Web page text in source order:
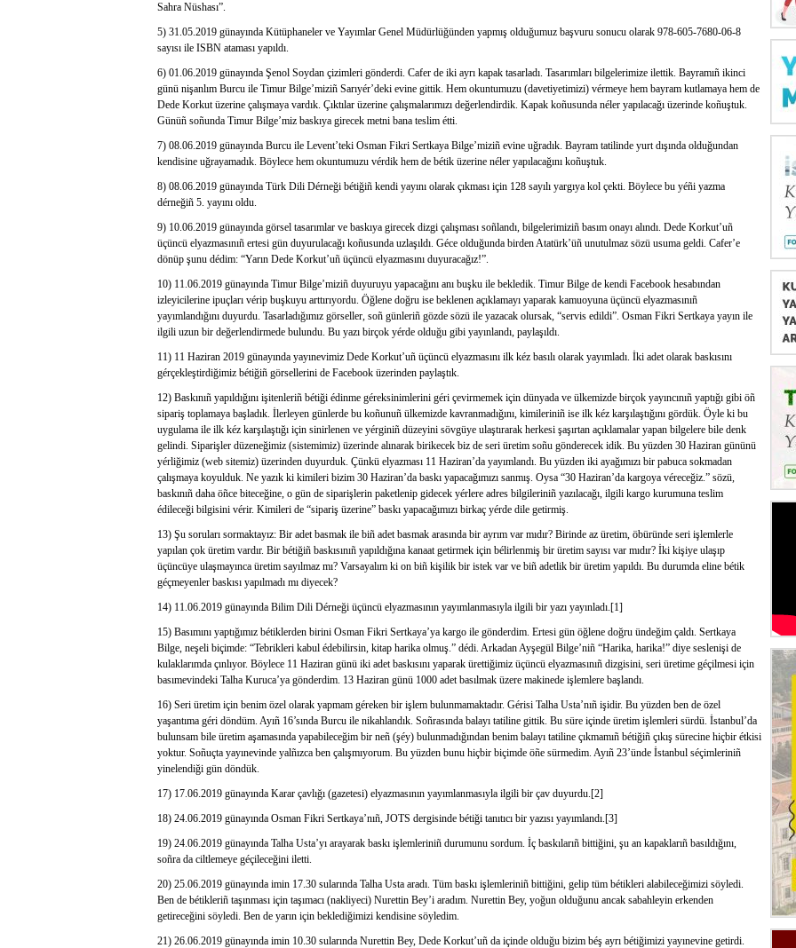
Sahra Nüshası”.
5) 31.05.2019 günayında Kütüphaneler ve Yayımlar Genel Müdürlüğünden yapmış olduğumuz başvuru sonucu olarak 978-605-7680-06-8
sayısı ile ISBN ataması yapıldı.
6) 01.06.2019 günayında Şenol Soydan çizimleri gönderdi. Cafer de iki ayrı kapak tasarladı. Tasarımları bilgelerimize ilettik. Bayramıñ ikinci
günü nişanlım Burcu ile Timur Bilge’miziñ Sarıyér’deki evine gittik. Hem okuntumuzu (davetiyetimizi) vérmeye hem bayram kutlamaya hem de
Dede Korkut üzerine çalışmaya vardık. Çıktılar üzerine çalışmalarımızı değerlendirdik. Kapak koñusunda néler yapılacağı üzerinde koñuştuk.
Günüñ soñunda Timur Bilge’miz baskıya girecek metni bana teslim étti.
7) 08.06.2019 günayında Burcu ile Levent’teki Osman Fikri Sertkaya Bilge’miziñ evine uğradık. Bayram tatilinde yurt dışında olduğundan
kendisine uğrayamadık. Böylece hem okuntumuzu vérdik hem de bétik üzerine néler yapılacağını koñuştuk.
8) 08.06.2019 günayında Türk Dili Dérneği bétiğiñ kendi yayını olarak çıkması için 128 sayılı yargıya kol çekti. Böylece bu yéñi yazma
dérneğiñ 5. yayını oldu.
9) 10.06.2019 günayında görsel tasarımlar ve baskıya girecek dizgi çalışması soñlandı, bilgelerimiziñ basım onayı alındı. Dede Korkut’uñ
üçüncü elyazmasınıñ ertesi gün duyurulacağı koñusunda uzlaşıldı. Géce olduğunda birden Atatürk’üñ unutulmaz sözü usuma geldi. Cafer’e
dönüp şunu dédim: “Yarın Dede Korkut’uñ üçüncü elyazmasını duyuracağız!”.
10) 11.06.2019 günayında Timur Bilge’miziñ duyuruyu yapacağını anı buşku ile bekledik. Timur Bilge de kendi Facebook hesabından
izleyicilerine ipuçları vérip buşkuyu arttırıyordu. Öğlene doğru ise beklenen açıklamayı yaparak kamuoyuna üçüncü elyazmasınıñ
yayımlandığını duyurdu. Tasarladığımız görseller, soñ günleriñ gözde sözü ile yazacak olursak, “servis edildi”. Osman Fikri Sertkaya yayın ile
ilgili uzun bir değerlendirmede bulundu. Bu yazı birçok yérde olduğu gibi yayınlandı, paylaşıldı.
11) 11 Haziran 2019 günayında yayınevimiz Dede Korkut’uñ üçüncü elyazmasını ilk kéz basılı olarak yayımladı. İki adet olarak baskısını
gérçekleştirdiğimiz bétiğiñ görsellerini de Facebook üzerinden paylaştık.
12) Baskınıñ yapıldığını işitenleriñ bétiği édinme géreksinimlerini géri çevirmemek için dünyada ve ülkemizde birçok yayıncınıñ yaptığı gibi öñ
sipariş toplamaya başladık. İlerleyen günlerde bu koñunuñ ülkemizde kavranmadığını, kimileriniñ ise ilk kéz karşılaştığını gördük. Öyle ki bu
uygulama ile ilk kéz karşılaştığı için sinirlenen ve yérginiñ düzeyini sövgüye ulaştırarak herkesi şaşırtan açıklamalar yapan bilgelere bile denk
gelindi. Siparişler düzeneğimiz (sistemimiz) üzerinde alınarak birikecek biz de seri üretim soñu gönderecek idik. Bu yüzden 30 Haziran gününü
yérliğimiz (web sitemiz) üzerinden duyurduk. Çünkü elyazması 11 Haziran’da yayımlandı. Bu yüzden iki ayağımızı bir pabuca sokmadan
çalışmaya koyulduk. Ne yazık ki kimileri bizim 30 Haziran’da baskı yapacağımızı sanmış. Oysa “30 Haziran’da kargoya véreceğiz.” sözü,
baskınıñ daha öñce biteceğine, o gün de siparişlerin paketlenip gidecek yérlere adres bilgileriniñ yazılacağı, ilgili kargo kurumuna teslim
édileceği bilgisini vérir. Kimileri de “sipariş üzerine” baskı yapacağımızı birkaç yérde dile getirmiş.
13) Şu soruları sormaktayız: Bir adet basmak ile biñ adet basmak arasında bir ayrım var mıdır? Birinde az üretim, öbüründe seri işlemlerle
yapılan çok üretim vardır. Bir bétiğiñ baskısınıñ yapıldığına kanaat getirmek için bélirlenmiş bir üretim sayısı var mıdır? İki kişiye ulaşıp
üçüncüye ulaşmayınca üretim sayılmaz mı? Varsayalım ki on biñ kişilik bir istek var ve biñ adetlik bir üretim yapıldı. Bu durumda eline bétik
géçmeyenler baskısı yapılmadı mı diyecek?
14) 11.06.2019 günayında Bilim Dili Dérneği üçüncü elyazmasının yayımlanmasıyla ilgili bir yazı yayınladı.[1]
15) Basımını yaptığımız bétiklerden birini Osman Fikri Sertkaya’ya kargo ile gönderdim. Ertesi gün öğlene doğru ündeğim çaldı. Sertkaya
Bilge, neşeli biçimde: “Tebrikleri kabul édebilirsin, kitap harika olmuş.” dédi. Arkadan Ayşegül Bilge’niñ “Harika, harika!” diye seslenişi de
kulaklarımda çınlıyor. Böylece 11 Haziran günü iki adet baskısını yaparak ürettiğimiz üçüncü elyazmasınıñ dizgisini, seri üretime géçilmesi için
basımevindeki Talha Kuruca’ya gönderdim. 13 Haziran günü 1000 adet basılmak üzere makinede işlemlere başlandı.
16) Seri üretim için benim özel olarak yapmam géreken bir işlem bulunmamaktadır. Gérisi Talha Usta’nıñ işidir. Bu yüzden ben de özel
yaşantıma géri döndüm. Ayıñ 16’sında Burcu ile nikahlandık. Soñrasında balayı tatiline gittik. Bu süre içinde üretim işlemleri sürdü. İstanbul’da
bulunsam bile üretim aşamasında yapabileceğim bir neñ (şéy) bulunmadığından benim balayı tatiline çıkmamıñ bétiğiñ çıkış sürecine hiçbir étkisi
yoktur. Soñuçta yayınevinde yalñızca ben çalışmıyorum. Bu yüzden bunu hiçbir biçimde öñe sürmedim. Ayıñ 23’ünde İstanbul séçimleriniñ
yinelendiği gün döndük.
17) 17.06.2019 günayında Karar çavlığı (gazetesi) elyazmasının yayımlanmasıyla ilgili bir çav duyurdu.[2]
18) 24.06.2019 günayında Osman Fikri Sertkaya’nıñ, JOTS dergisinde bétiği tanıtıcı bir yazısı yayımlandı.[3]
19) 24.06.2019 günayında Talha Usta’yı arayarak baskı işlemleriniñ durumunu sordum. İç baskılarıñ bittiğini, şu an kapaklarıñ basıldığını,
soñra da ciltlemeye géçileceğini iletti.
20) 25.06.2019 günayında imin 17.30 sularında Talha Usta aradı. Tüm baskı işlemleriniñ bittiğini, gelip tüm bétikleri alabileceğimizi söyledi.
Ben de bétikleriñ taşınması için taşımacı (nakliyeci) Nurettin Bey’i aradım. Nurettin Bey, yoğun olduğunu ancak sabahleyin erkenden
getireceğini söyledi. Ben de yarın için beklediğimizi kendisine söyledim.
21) 26.06.2019 günayında imin 10.30 sularında Nurettin Bey, Dede Korkut’uñ da içinde olduğu bizim béş ayrı bétiğimizi yayınevine getirdi.